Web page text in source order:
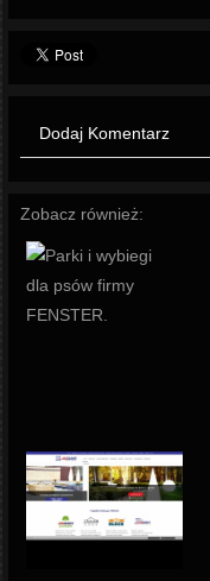
Dodaj Komentarz
Zobacz również: